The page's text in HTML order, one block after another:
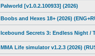
Palworld [v1.0.2.100933] (2026)
Boobs and Hexes 18+ (2026)
Icebound Secrets 3: Endless Night /
MMA Life simulator v1.2.3 (2026)